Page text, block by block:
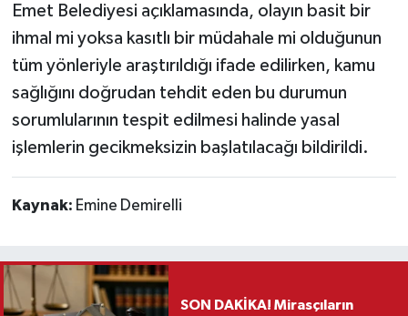
Emet Belediyesi açıklamasında, olayın basit bir
ihmal mi yoksa kasıtlı bir müdahale mi olduğunun
tüm yönleriyle araştırıldığı ifade edilirken, kamu
sağlığını doğrudan tehdit eden bu durumun
sorumlularının tespit edilmesi halinde yasal
işlemlerin gecikmeksizin başlatılacağı bildirildi.
Kaynak: Emine Demirelli
SON DAKİKA! Mirasçıların